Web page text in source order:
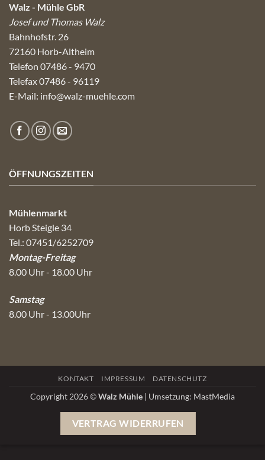
Walz - Mühle GbR
Josef und Thomas Walz
Bahnhofstr. 26
72160 Horb-Altheim
Telefon 07486 - 9470
Telefax 07486 - 96119
E-Mail: info@walz-muehle.com
ÖFFNUNGSZEITEN
Mühlenmarkt
Horb Steigle 34
Tel.: 07451/6252709
Montag-Freitag
8.00 Uhr - 18.00 Uhr
Samstag
8.00 Uhr - 13.00Uhr
KONTAKT IMPRESSUM DATENSCHUTZ
Copyright 2026 ©Walz Mühle | Umsetzung: MastMedia
VERTRAG WIDERRUFEN